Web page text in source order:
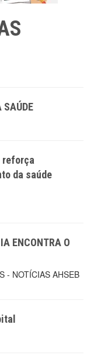
SAÚDE
reforça
da saúde
ENCONTRA O
- NOTÍCIAS AHSEB